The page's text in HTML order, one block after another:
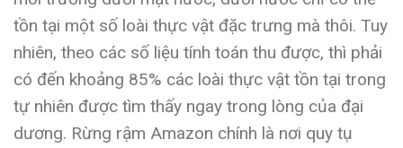
tồn tại một số loài thực vật đặc trưng mà thôi. Tuy
nhiên, theo các số liệu tính toán thu được, thì phải
có đến khoảng 85% các loài thực vật tồn tại trong
tự nhiên được tìm thấy ngay trong lòng của đại
dương. Rừng rậm Amazon chính là nơi quy tụ